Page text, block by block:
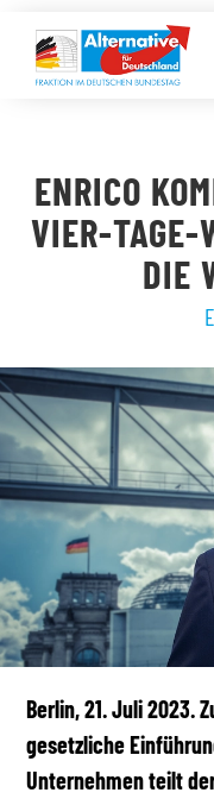
Inhalt
springen
LANDESGRUPPEN
VERANSTALTUNGEN
PRESSE
STELLENPORTAL
MEDIATHEK
ENRICO
VIER-TAGE-
DIE
Berlin, 21. Juli 2023.
gesetzliche
Unternehmen teilt